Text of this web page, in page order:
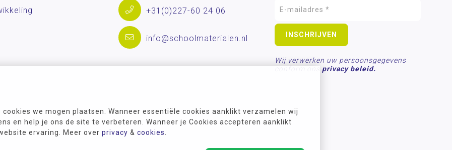
cookies we mogen plaatsen. Wanneer essentiële cookies aanklikt verzamelen wij
en help je ons de site te verbeteren. Wanneer je Cookies accepteren aanklikt
ervaring. Meer over privacy & cookies
+31(0)227-60 24 06
info@schoolmaterialen.nl
Wij verwerken uw persoonsgegevens
conform ons privacy beleid.